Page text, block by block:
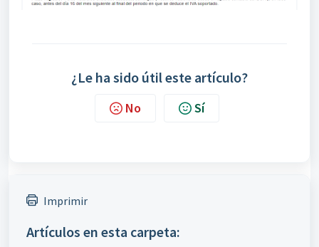
¿Le ha sido útil este artículo?
No Sí
Imprimir
Artículos en esta carpeta: